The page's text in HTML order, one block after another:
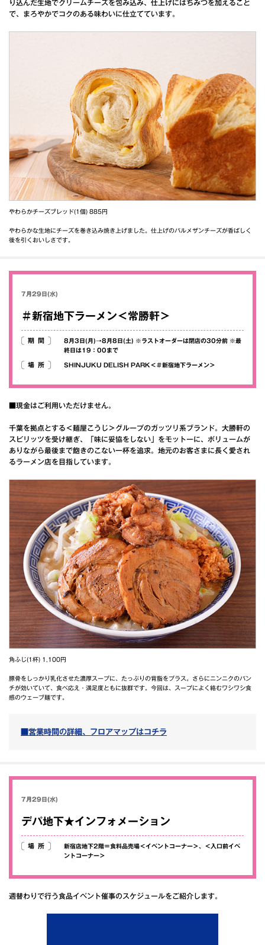
り込んだ生地でクリームチーズを包み込み、仕上げにはちみつを加えること
で、まろやかでコクのある味わいに仕立てています。
やわらかチーズブレッド(1個) 885円
やわらかな生地にチーズを巻き込み焼き上げました。仕上げのパルメザンチーズが香ばしく
後を引くおいしさです。
7月29日(水)
＃新宿地下ラーメン＜常勝軒＞
期間
8月3日(月)→8月8日(土) ※ラストオーダーは閉店の30分前 ※最
終日は19：00まで
場所 SHINJUKU DELISH PARK＜＃新宿地下ラーメン＞
■現金はご利用いただけません。
千葉を拠点とする＜麺屋こうじ＞グループのガッツリ系ブランド。大勝軒の
スピリッツを受け継ぎ、「味に妥協をしない」をモットーに、ボリュームが
ありながら最後まで飽きのこない一杯を追求。地元のお客さまに長く愛され
るラーメン店を目指しています。
角ふじ(1杯) 1,100円
豚骨をしっかり乳化させた濃厚スープに、たっぷりの背脂をプラス。さらにニンニクのパン
チが効いていて、食べ応え・満足度ともに抜群です。今回は、スープによく絡むワシワシ食
感のウェーブ麺です。
■営業時間の詳細、フロアマップはコチラ
7月29日(水)
デパ地下★インフォメーション
場所
新宿店地下2階＝食料品売場＜イベントコーナー＞、＜入口前イベ
ントコーナー＞
週替わりで行う食品イベント催事のスケジュールをご紹介します。